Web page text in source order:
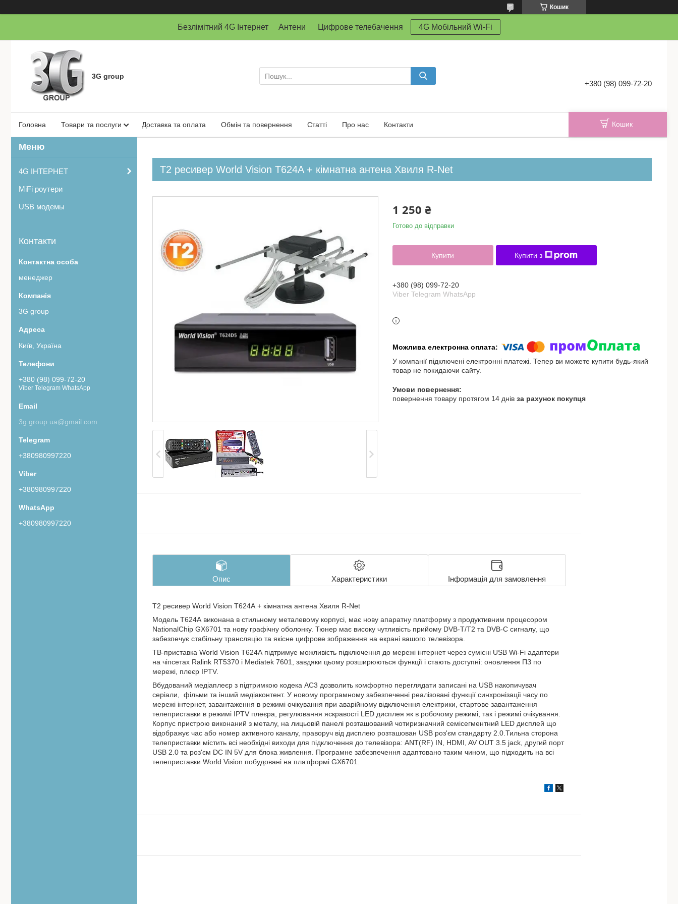
Кошик
Безлімітний 4G Інтернет Антени Цифрове телебачення 4G Мобільний Wi-Fi
3G group
+380 (98) 099-72-20
Головна Товари та послуги Доставка та оплата Обмін та повернення Статті Про нас Контакти Кошик
Т2 ресивер World Vision T624A + кімнатна антена Хвиля R-Net
1 250 ₴
Готово до відправки
Купити Купити з
+380 (98) 099-72-20
Viber Telegram WhatsApp
У компанії підключені електронні платежі. Тепер ви можете купити будь-який
товар не покидаючи сайту.
повернення товару протягом 14 днів за рахунок покупця
Опис Характеристики Інформація для замовлення
Т2 ресивер World Vision T624A + кімнатна антена Хвиля R-Net
Модель T624A виконана в стильному металевому корпусі, має нову апаратну платформу з продуктивним процесором
NationalChip GX6701 та нову графічну оболонку. Тюнер має високу чутливість прийому DVB-T/T2 та DVB-C сигналу, що
забезпечує стабільну трансляцію та якісне цифрове зображення на екрані вашого телевізора.
ТВ-приставка World Vision T624A підтримуе можливість підключення до мережі інтернет через сумісні USB Wi-Fi адаптери
на чіпсетах Ralink RT5370 і Mediatek 7601, завдяки цьому розширюються функції і стають доступні: оновлення ПЗ по
мережі, плеєр IPTV.
Вбудований медіаплеєр з підтримкою кодека AC3 дозволить комфортно переглядати записані на USB накопичувач
серіали, фільми та інший медіаконтент. У новому програмному забезпеченні реалізовані функції синхронізації часу по
мережі інтернет, завантаження в режимі очікування при аварійному відключення електрики, стартове завантаження
телеприставки в режимі IPTV плеєра, регулювання яскравості LED дисплея як в робочому режимі, так і режимі очікування.
Корпус пристрою виконаний з металу, на лицьовій панелі розташований чотиризначний семісегментний LED дисплей що
відображує час або номер активного каналу, праворуч від дисплею розташован USB роз'єм стандарту 2.0.Тильна сторона
телеприставки містить всі необхідні виходи для підключення до телевізора: ANT(RF) IN, HDMI, AV OUT 3.5 jack, другий порт
USB 2.0 та роз'єм DC IN 5V для блока живлення. Програмне забезпечення адаптовано таким чином, що підходить на всі
телеприставки World Vision побудовані на платформі GX6701.
4G ІНТЕРНЕТ
MiFi роутери
USB модемы
Контакти
менеджер
3G group
Київ, Україна
+380 (98) 099-72-20
Viber Telegram WhatsApp
3g.group.ua@gmail.com
+380980997220
+380980997220
+380980997220